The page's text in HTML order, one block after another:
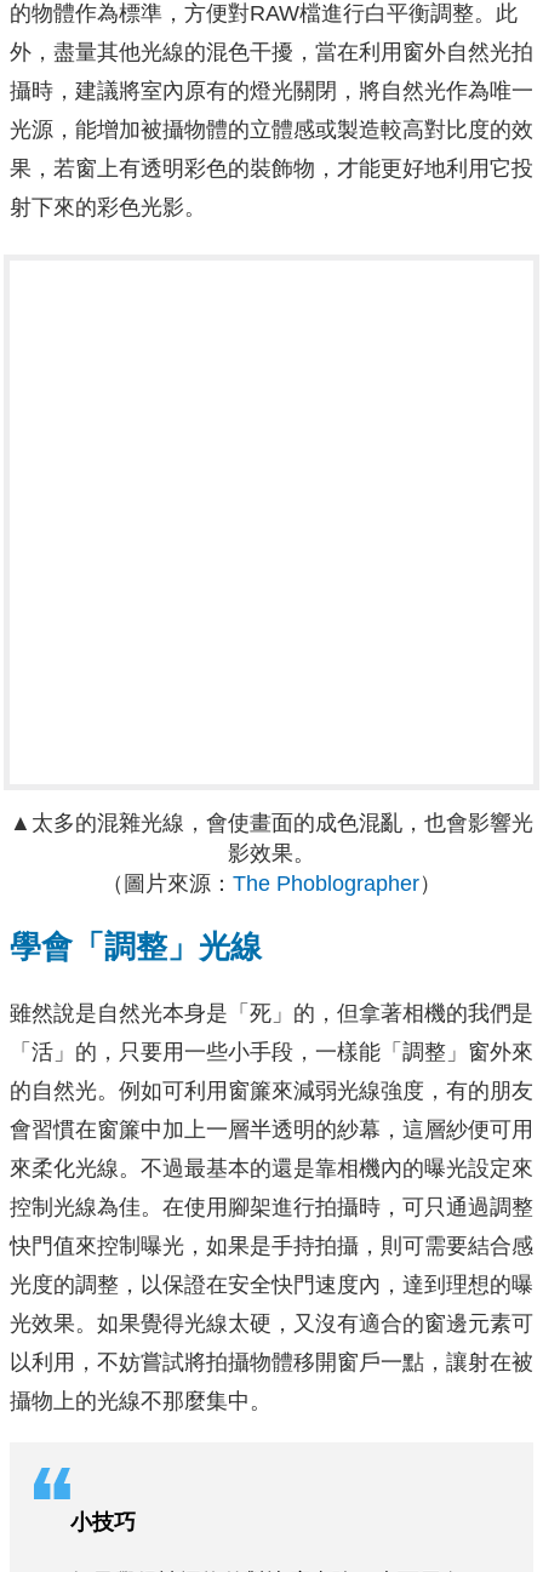
的物體作為標準，方便對RAW檔進行白平衡調整。此
外，盡量其他光線的混色干擾，當在利用窗外自然光拍
攝時，建議將室內原有的燈光關閉，將自然光作為唯一
光源，能增加被攝物體的立體感或製造較高對比度的效
果，若窗上有透明彩色的裝飾物，才能更好地利用它投
射下來的彩色光影。
▲太多的混雜光線，會使畫面的成色混亂，也會影響光
影效果。
（圖片來源： The Phoblographer）
學會「調整」光線
雖然說是自然光本身是「死」的，但拿著相機的我們是
「活」的，只要用一些小手段，一樣能「調整」窗外來
的自然光。例如可利用窗簾來減弱光線強度，有的朋友
會習慣在窗簾中加上一層半透明的紗幕，這層紗便可用
來柔化光線。不過最基本的還是靠相機內的曝光設定來
控制光線為佳。在使用腳架進行拍攝時，可只通過調整
快門值來控制曝光，如果是手持拍攝，則可需要結合感
光度的調整，以保證在安全快門速度內，達到理想的曝
光效果。如果覺得光線太硬，又沒有適合的窗邊元素可
以利用，不妨嘗試將拍攝物體移開窗戶一點，讓射在被
攝物上的光線不那麼集中。
小技巧